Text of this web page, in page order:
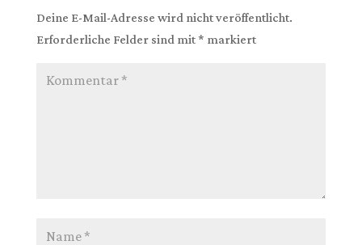
Deine E-Mail-Adresse wird nicht veröffentlicht.
Erforderliche Felder sind mit * markiert